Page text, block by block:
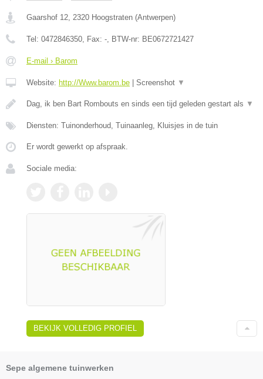
Gaarshof 12 2320 Hoogstraten (Antwerpen)
Tel: 0472846350 , Fax: - , BTW-nr: BE0672721427
E-mail › Barom
Website: http://Www.barom.be | Screenshot ▼
Dag, ik ben Bart Rombouts en sinds een tijd geleden gestart als ▼
Diensten: Tuinonderhoud, Tuinaanleg, Kluisjes in de tuin
Er wordt gewerkt op afspraak.
Sociale media:
BEKIJK VOLLEDIG PROFIEL
Sepe algemene tuinwerken